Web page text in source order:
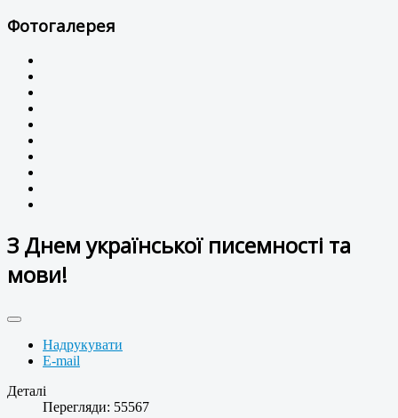
Фотогалерея
З Днем української писемності та
мови!
Надрукувати
E-mail
Деталі
Перегляди: 55567